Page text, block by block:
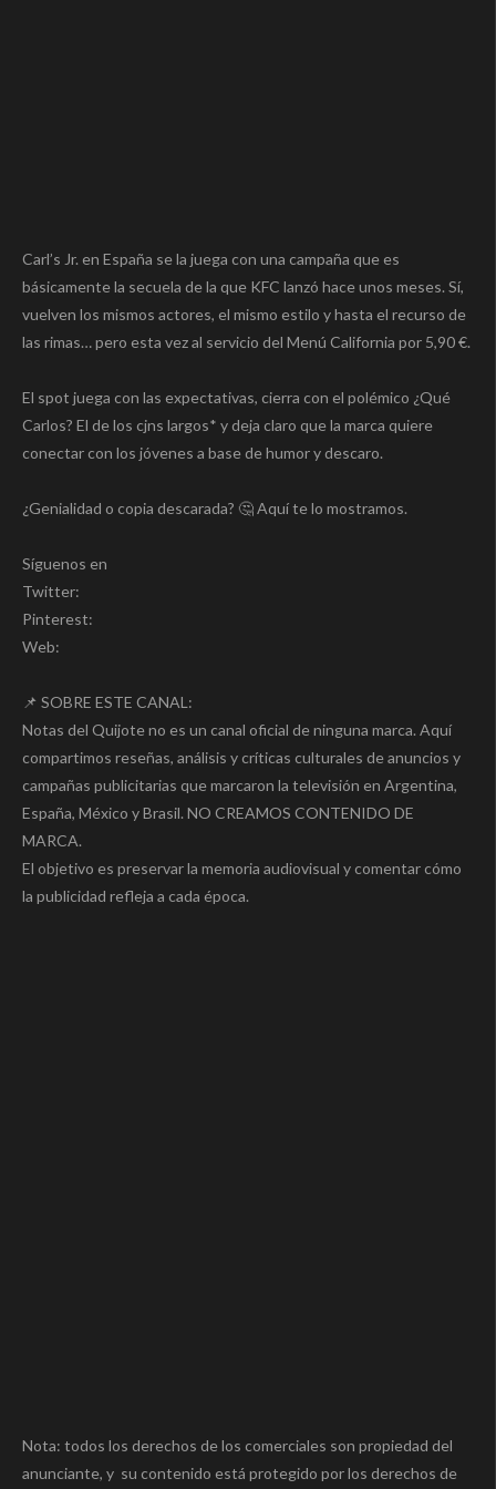
Carl’s Jr. en España se la juega con una campaña que es
básicamente la secuela de la que KFC lanzó hace unos meses. Sí,
vuelven los mismos actores, el mismo estilo y hasta el recurso de
las rimas… pero esta vez al servicio del Menú California por 5,90 €.
El spot juega con las expectativas, cierra con el polémico ¿Qué
Carlos? El de los cjns largos* y deja claro que la marca quiere
conectar con los jóvenes a base de humor y descaro.
¿Genialidad o copia descarada? 🤔 Aquí te lo mostramos.
Síguenos en
Twitter:
Pinterest:
Web:
📌 SOBRE ESTE CANAL:
Notas del Quijote no es un canal oficial de ninguna marca. Aquí
compartimos reseñas, análisis y críticas culturales de anuncios y
campañas publicitarias que marcaron la televisión en Argentina,
España, México y Brasil. NO CREAMOS CONTENIDO DE
MARCA.
El objetivo es preservar la memoria audiovisual y comentar cómo
la publicidad refleja a cada época.
Nota: todos los derechos de los comerciales son propiedad del
anunciante, y su contenido está protegido por los derechos de